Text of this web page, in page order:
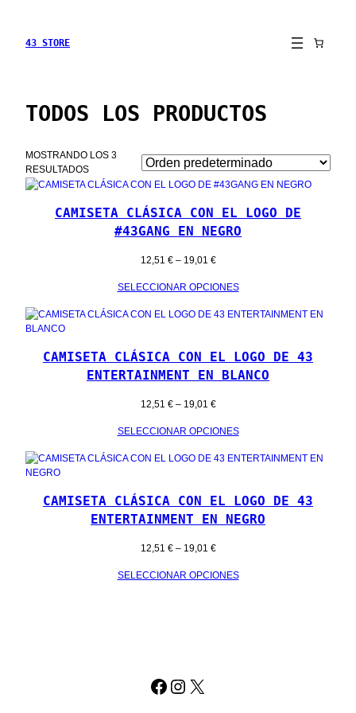
43 STORE
TODOS LOS PRODUCTOS
MOSTRANDO LOS 3
RESULTADOS
CAMISETA CLÁSICA CON EL LOGO DE
#43GANG EN NEGRO
12,51 € – 19,01 €RANGO
PRECIOS:
12,51 €
SELECCIONAR OPCIONES
CAMISETA CLÁSICA CON EL LOGO DE 43
ENTERTAINMENT EN BLANCO
12,51 € – 19,01 €RANGO
PRECIOS:
12,51 €
SELECCIONAR OPCIONES
CAMISETA CLÁSICA CON EL LOGO DE 43
ENTERTAINMENT EN NEGRO
12,51 € – 19,01 €RANGO
PRECIOS:
SELECCIONAR OPCIONES
FACEBOOK
INSTAGRAM
X